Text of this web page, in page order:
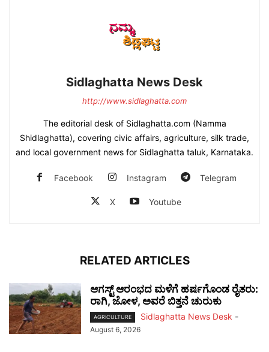
Sidlaghatta News Desk
http://www.sidlaghatta.com
The editorial desk of Sidlaghatta.com (Namma
Shidlaghatta), covering civic affairs, agriculture, silk trade,
and local government news for Sidlaghatta taluk, Karnataka.
Facebook Instagram Telegram
X Youtube
RELATED ARTICLES
ಆಗಸ್ಟ್ ಆರಂಭದ ಮಳೆಗೆ ಹರ್ಷಗೊಂಡ ರೈತರು:
ರಾಗಿ, ಜೋಳ, ಅವರೆ ಬಿತ್ತನೆ ಚುರುಕು
AGRICULTURE Sidlaghatta News Desk -
August 6, 2026